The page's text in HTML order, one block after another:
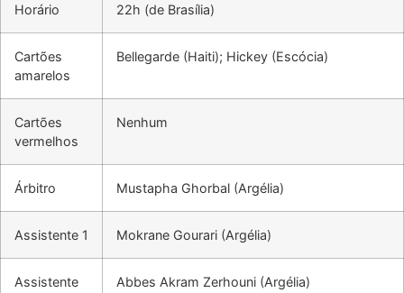
Horário 22h (de Brasília)
Cartões
amarelos
Bellegarde (Haiti); Hickey (Escócia)
Cartões
vermelhos
Nenhum
Árbitro Mustapha Ghorbal (Argélia)
Assistente 1 Mokrane Gourari (Argélia)
Assistente
Abbes Akram Zerhouni (Argélia)